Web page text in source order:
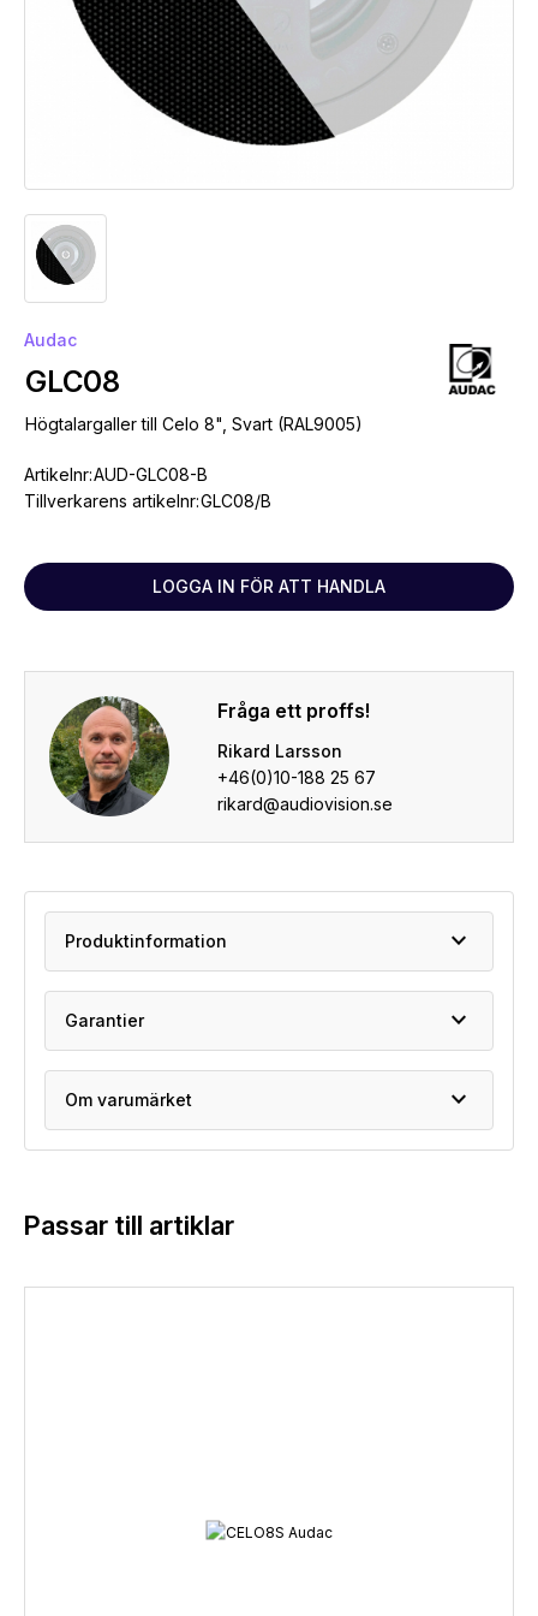
Audac
GLC08
Högtalargaller till Celo 8", Svart (RAL9005)
Artikelnr:AUD-GLC08-B
Tillverkarens artikelnr:GLC08/B
LOGGA IN FÖR ATT HANDLA
Fråga ett proffs!
Rikard Larsson
+46(0)10-188 25 67
rikard@audiovision.se
Produktinformation expand_more
Garantier expand_more
Om varumärket expand_more
Passar till artiklar